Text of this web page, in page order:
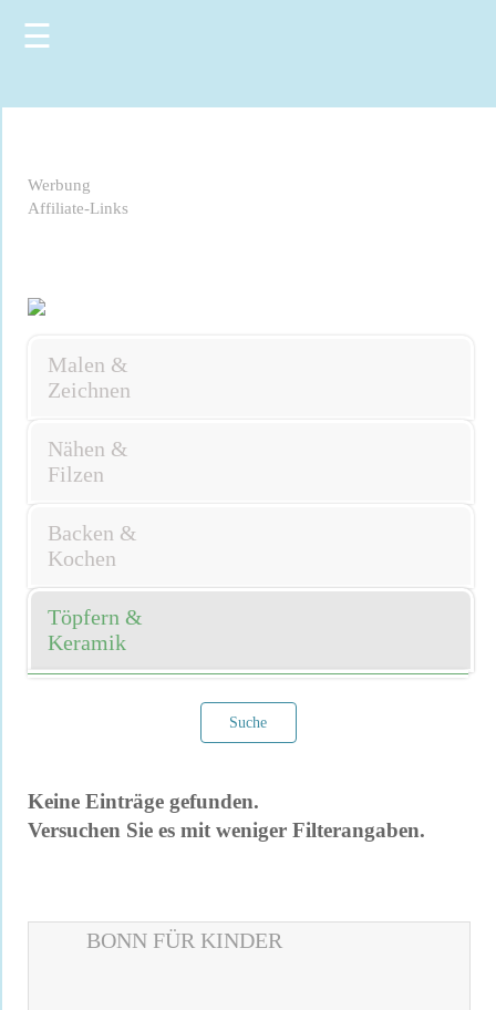
☰
Werbung
Affiliate-Links
Malen &
Zeichnen
Nähen &
Filzen
Backen &
Kochen
Töpfern &
Keramik
Suche
Keine Einträge gefunden.
Versuchen Sie es mit weniger Filterangaben.
BONN FÜR KINDER